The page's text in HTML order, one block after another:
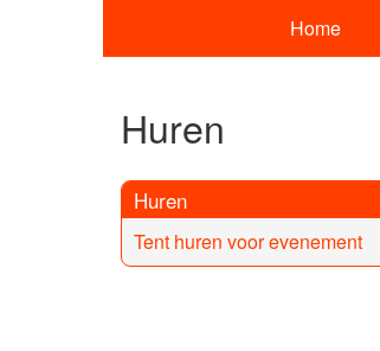
Home
Huren
Huren
Tent huren voor evenement